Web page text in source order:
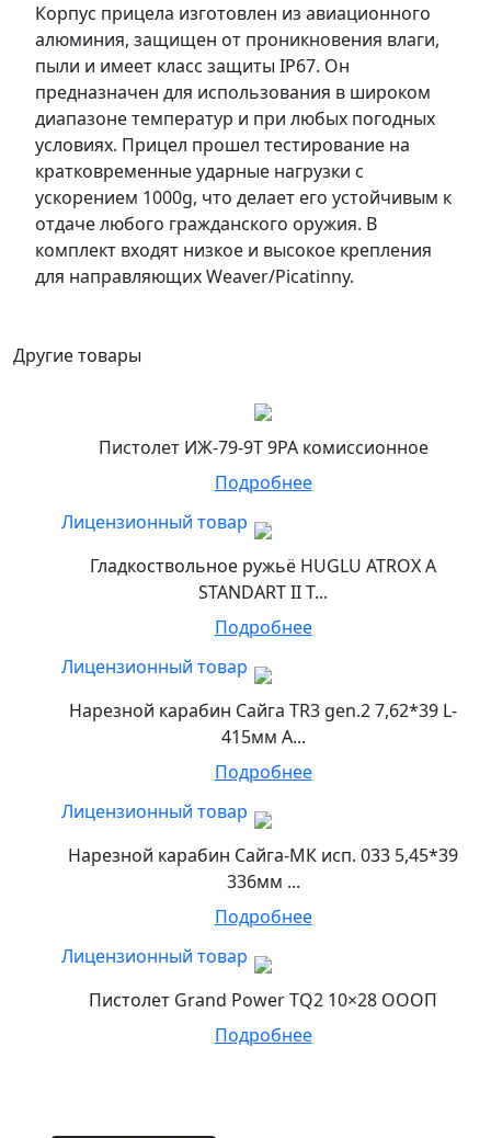
Корпус прицела изготовлен из авиационного
алюминия, защищен от проникновения влаги,
пыли и имеет класс защиты IP67. Он
предназначен для использования в широком
диапазоне температур и при любых погодных
условиях. Прицел прошел тестирование на
кратковременные ударные нагрузки с
ускорением 1000g, что делает его устойчивым к
отдаче любого гражданского оружия. В
комплект входят низкое и высокое крепления
для направляющих Weaver/Picatinny.
Другие товары
Пистолет ИЖ-79-9Т 9РА комиссионное
Подробнее
Лицензионный товар
Гладкоствольное ружьё HUGLU ATROX A
STANDART II T...
Подробнее
Лицензионный товар
Нарезной карабин Сайга TR3 gen.2 7,62*39 L-
415мм А...
Подробнее
Лицензионный товар
Нарезной карабин Сайга-МК исп. 033 5,45*39
336мм ...
Подробнее
Лицензионный товар
Пистолет Grand Power TQ2 10×28 ОООП
Подробнее